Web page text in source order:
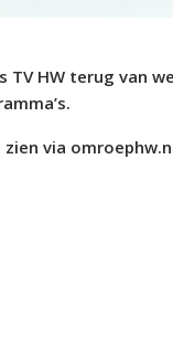
TV HW terug van
via